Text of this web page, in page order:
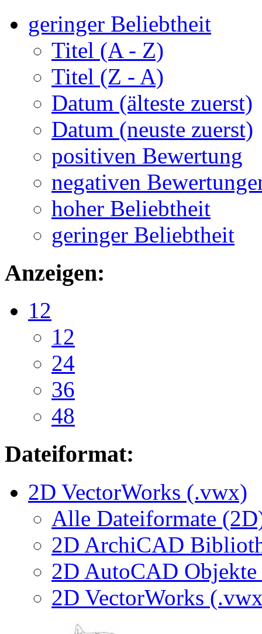
geringer Beliebtheit
Titel (A - Z)
Titel (Z - A)
Datum (älteste zuerst)
Datum (neuste zuerst)
positiven Bewertung
negativen
hoher Beliebtheit
geringer Beliebtheit
Anzeigen:
12
12
24
36
48
Dateiformat:
2D VectorWorks (.vwx)
Alle Dateiformate
2D ArchiCAD
2D AutoCAD
2D VectorWorks